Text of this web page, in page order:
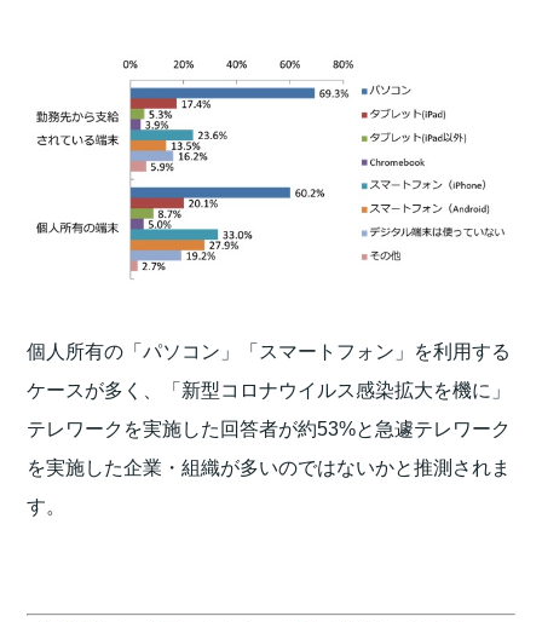
個人所有の「パソコン」「スマートフォン」を利用する
ケースが多く、「新型コロナウイルス感染拡大を機に」
テレワークを実施した回答者が約53%と急遽テレワーク
を実施した企業・組織が多いのではないかと推測されま
す。